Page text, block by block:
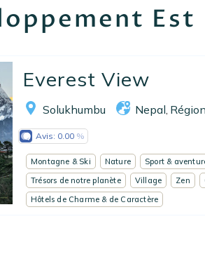
Ecrivez-nous Est
Everest View
Solukhumbu Nepal
Avis: 0.00
Montagne & Ski Nature Sport &
Trésors de notre planète
Village Zen
Hôtels de Charme & de Caractère